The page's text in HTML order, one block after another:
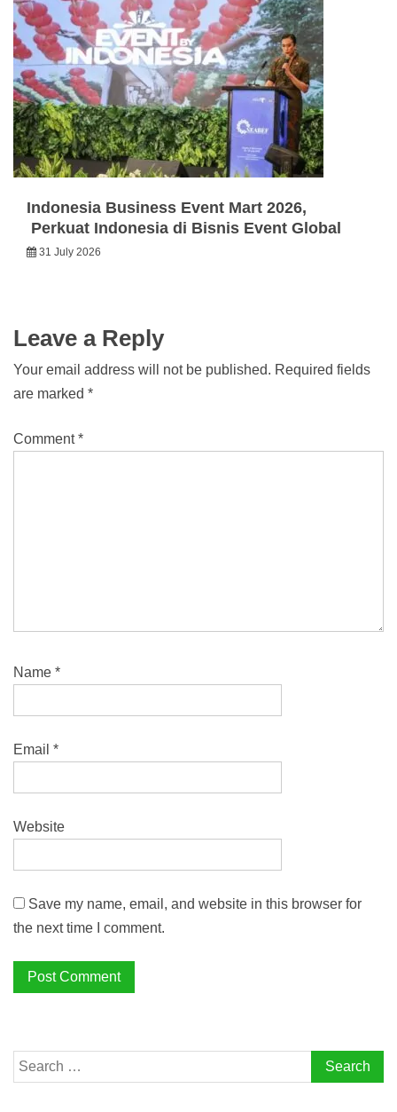
Indonesia Business Event Mart 2026,
Perkuat Indonesia di Bisnis Event Global
31 July 2026
Leave a Reply
Your email address will not be published. Required fields
are marked *
Comment*
Name *
Email *
Website
Save my name, email, and website in this browser for
the next time I comment.
Search
for: